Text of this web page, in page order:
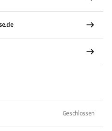
Geschlossen